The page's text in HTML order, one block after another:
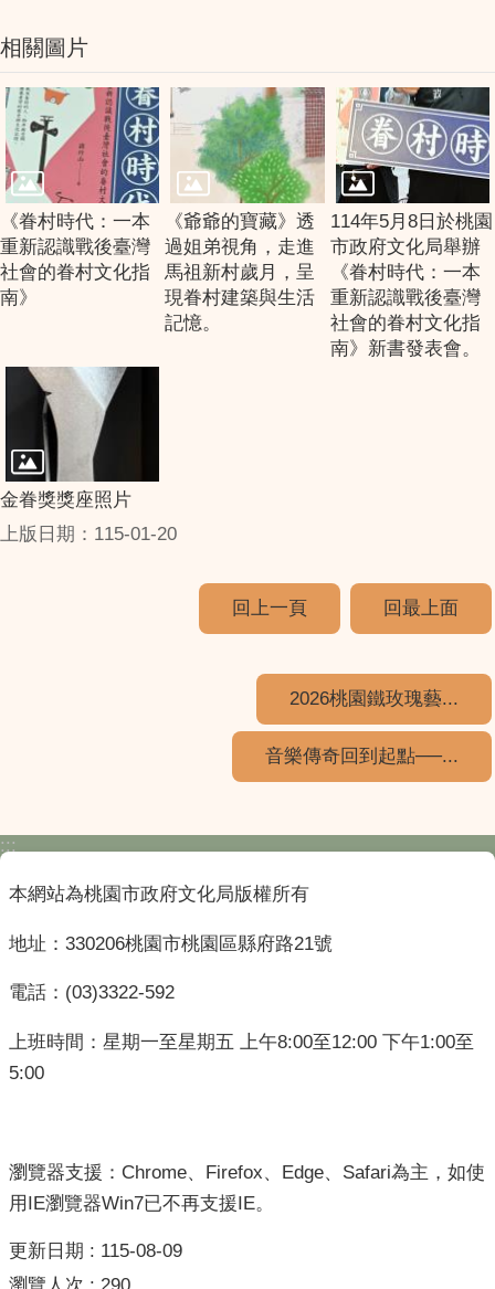
相關圖片
《眷村時代：一本
重新認識戰後臺灣
社會的眷村文化指
南》
《爺爺的寶藏》透
過姐弟視角，走進
馬祖新村歲月，呈
現眷村建築與生活
記憶。
114年5月8日於桃園
市政府文化局舉辦
《眷村時代：一本
重新認識戰後臺灣
社會的眷村文化指
南》新書發表會。
金眷獎獎座照片
上版日期：115-01-20
回上一頁 回最上面
2026桃園鐵玫瑰藝...
音樂傳奇回到起點──...
:::
本網站為桃園市政府文化局版權所有
地址：330206桃園市桃園區縣府路21號
電話：(03)3322-592
上班時間：星期一至星期五 上午8:00至12:00 下午1:00至
5:00
瀏覽器支援：Chrome、Firefox、Edge、Safari為主，如使
用IE瀏覽器Win7已不再支援IE。
更新日期
115-08-09
瀏覽人次
290